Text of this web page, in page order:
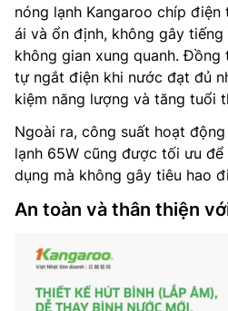
nóng lạnh Kangaroo chíp điện
ái và ổn định, không gây
không gian xung quanh. Đồng
tự ngắt điện khi nước đạt đủ
kiệm năng lượng và tăng tuổi
Ngoài ra, công suất hoạt
lạnh 65W cũng được tối ưu
dụng mà không gây tiêu hao
An toàn và thân thiện